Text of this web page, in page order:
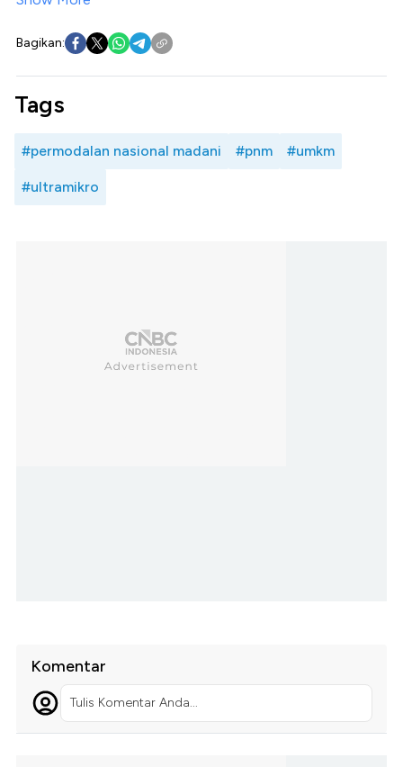
Bagikan:
Tags
#permodalan nasional madani #pnm #umkm
#ultramikro
Komentar
Tulis Komentar Anda...